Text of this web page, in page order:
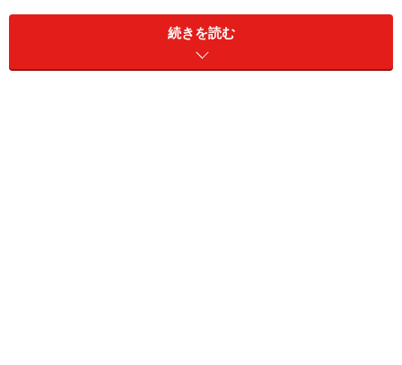
バルセロナ・マドリッドからカナリア諸島（テネリ
続きを読む